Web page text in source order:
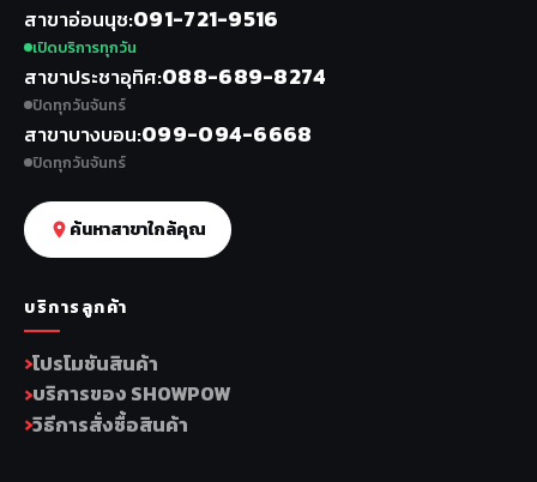
สาขาอ่อนนุช 091-721-9516
เปิดบริการทุกวัน
สาขาประชาอุทิศ 088-689-8274
ปิดทุกวันจันทร์
สาขาบางบอน 099-094-6668
ปิดทุกวันจันทร์
ค้นหาสาขาใกล้คุณ
บริการลูกค้า
โปรโมชันสินค้า
บริการของ SHOWPOW
วิธีการสั่งซื้อสินค้า